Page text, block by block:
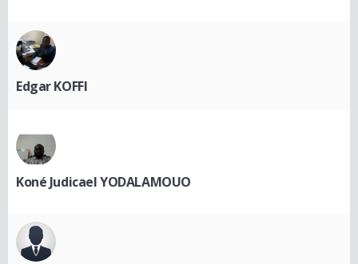
Edgar KOFFI
Koné Judicael YODALAMOUO